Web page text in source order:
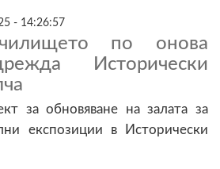
- 14:26:57
по онова
Исторически
за обновяване на залата за
експозиции в Исторически